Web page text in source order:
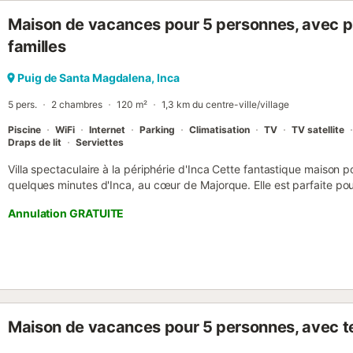
Maison de vacances pour 5 personnes, avec
familles
Puig de Santa Magdalena, Inca
5 pers. 2 chambres 120 m² 1,3 km du centre-ville/village
Piscine WiFi Internet Parking Climatisation TV TV satellite
Draps de lit
Serviettes
Villa spectaculaire à la périphérie d'Inca Cette fantastique maison
quelques minutes d'Inca, au cœur de Majorque. Elle est parfaite
rendront vos vacances merveilleuses. Elle dispose de deux
de deux salles de bains, l'une avec une douche d'hydromassage
d'hydromassage, d'un grand salon avec accès à la terrasse et
grande piscine, de plusieurs terrasses meublées, d'un barbecue
la terrasse, vous pouvez entendre le bruit des voitures, bien que
Annulation GRATUITE
Maison de vacances pour 5 personnes, avec